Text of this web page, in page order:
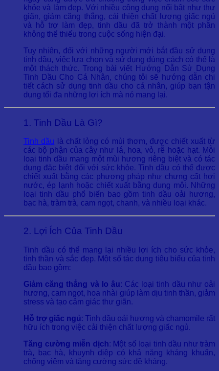
khỏe và làm đẹp. Với nhiều công dụng nổi bật như thư
giãn, giảm căng thẳng, cải thiện chất lượng giấc ngủ
và hỗ trợ làm đẹp, tinh dầu đã trở thành một phần
không thể thiếu trong cuộc sống hiện đại.
Tuy nhiên, đối với những người mới bắt đầu sử dụng
tinh dầu, việc lựa chọn và sử dụng đúng cách có thể là
một thách thức. Trong bài viết Hướng Dẫn Sử Dụng
Tinh Dầu Cho Cá Nhân, chúng tôi sẽ hướng dẫn chi
tiết cách sử dụng tinh dầu cho cá nhân, giúp bạn tận
dụng tối đa những lợi ích mà nó mang lại.
1. Tinh Dầu Là Gì?
Tinh dầu là chất lỏng có mùi thơm, được chiết xuất từ
các bộ phận của cây như lá, hoa, vỏ, rễ hoặc hạt. Mỗi
loại tinh dầu mang một mùi hương riêng biệt và có tác
dụng đặc biệt đối với sức khỏe. Tinh dầu có thể được
chiết xuất bằng các phương pháp như chưng cất hơi
nước, ép lạnh hoặc chiết xuất bằng dung môi. Những
loại tinh dầu phổ biến bao gồm tinh dầu oải hương,
bạc hà, tràm trà, cam ngọt, chanh, và nhiều loại khác.
2. Lợi Ích Của Tinh Dầu
Tinh dầu có thể mang lại nhiều lợi ích cho sức khỏe,
tinh thần và sắc đẹp. Một số tác dụng tiêu biểu của tinh
dầu bao gồm:
Giảm căng thẳng và lo âu: Các loại tinh dầu như oải
hương, cam ngọt, hoa nhài giúp làm dịu tinh thần, giảm
stress và tạo cảm giác thư giãn.
Hỗ trợ giấc ngủ: Tinh dầu oải hương và chamomile rất
hữu ích trong việc cải thiện chất lượng giấc ngủ.
Tăng cường miễn dịch: Một số loại tinh dầu như tràm
trà, bạc hà, khuynh diệp có khả năng kháng khuẩn,
chống viêm và tăng cường sức đề kháng.